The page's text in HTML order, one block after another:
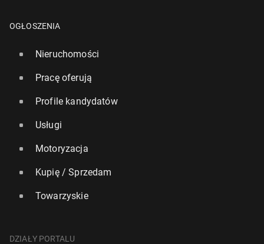
OGŁOSZENIA
Nieruchomości
Pracę oferują
Profile kandydatów
Usługi
Motoryzacja
Kupię / Sprzedam
Towarzyskie
DZIAŁY PORTALU